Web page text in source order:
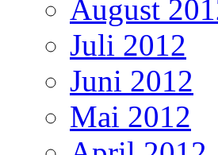
August
Juli 2012
Juni 2012
Mai 2012